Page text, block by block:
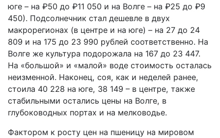
юге – на ₽50 до ₽11 050 и на Волге – на ₽25 до ₽9
450). Подсолнечник стал дешевле в двух
макрорегионах (в центре и на юге) – на 27 до 24
809 и на 175 до 23 990 рублей соответственно. На
Волге же культура подорожала на 167 до 23 447.
На «большой» и «малой» воде стоимость осталась
неизменной. Наконец, соя, как и неделей ранее,
стоила 40 228 на юге, 38 149 – в центре, также
стабильными остались цены на Волге, в
глубоководных портах и на мелководье.
Фактором к росту цен на пшеницу на мировом